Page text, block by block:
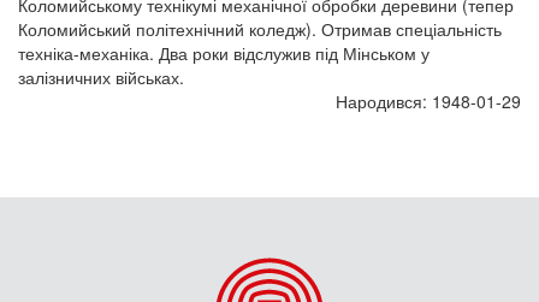
Коломийському технікумі механічної обробки деревини (тепер
Коломийський політехнічний коледж). Отримав спеціальність
техніка-механіка. Два роки відслужив під Мінськом у
залізничних військах.
Народився: 1948-01-29